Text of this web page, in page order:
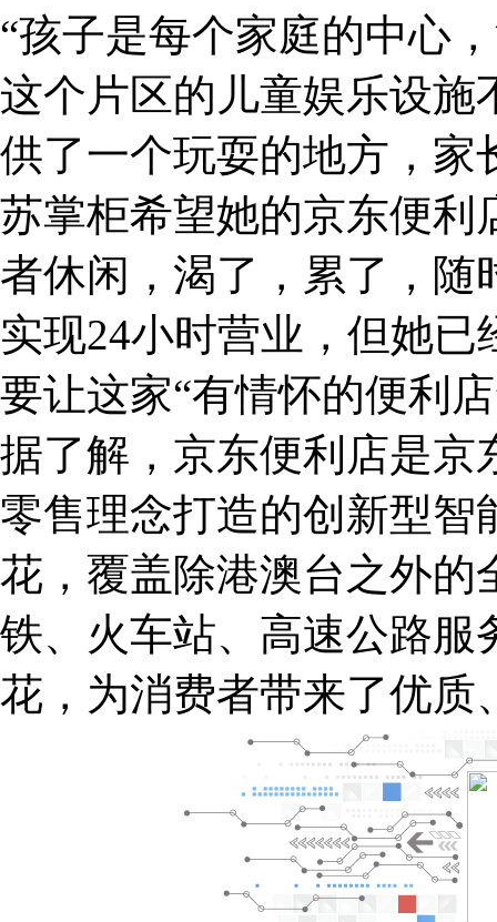
“孩子是每个家庭的中心
这个片区的儿童娱乐设施
供了一个玩耍的地方，家
苏掌柜希望她的京东便利
者休闲，渴了，累了，随
实现24小时营业，但她
要让这家“有情怀的便利
据了解，京东便利店是京
零售理念打造的创新型智
花，覆盖除港澳台之外的
铁、火车站、高速公路服
花，为消费者带来了优质